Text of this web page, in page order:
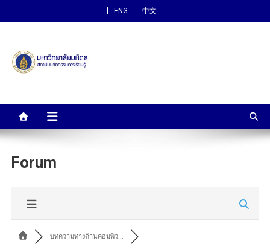
ENG 中文
สถาบันนวัตกรรมการเรียนรู้
Forum
บทความทางด้านคอมพิว...